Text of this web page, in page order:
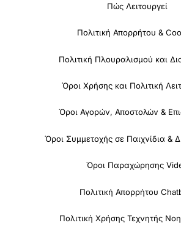
Πώς Λειτουργεί
Πολιτική Απορρήτου &
Πολιτική Πλουραλισμού και
Όροι Χρήσης και Πολιτική
Όροι Αγορών, Αποστολών &
Όροι Συμμετοχής σε Παιχνίδια &
Όροι Παραχώρησης
Πολιτική Απορρήτου
Πολιτική Χρήσης Τεχνητής